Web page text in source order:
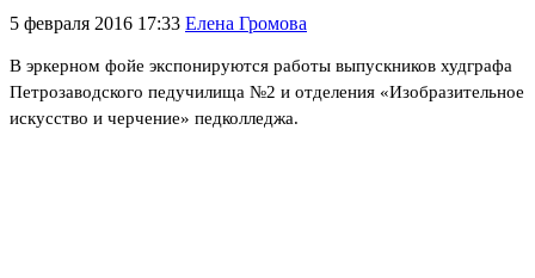
5 февраля 2016 17:33 Елена Громова
В эркерном фойе экспонируются работы выпускников худграфа
Петрозаводского педучилища №2 и отделения «Изобразительное
искусство и черчение» педколледжа.